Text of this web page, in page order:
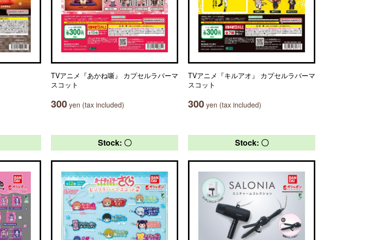
TVアニメ『あかね噺』 カプセルラバーマ
スコット
300 yen (tax included)
TVアニメ『キルアオ』 カプセルラバーマ
スコット
300 yen (tax included)
Stock: 〇 Stock: 〇